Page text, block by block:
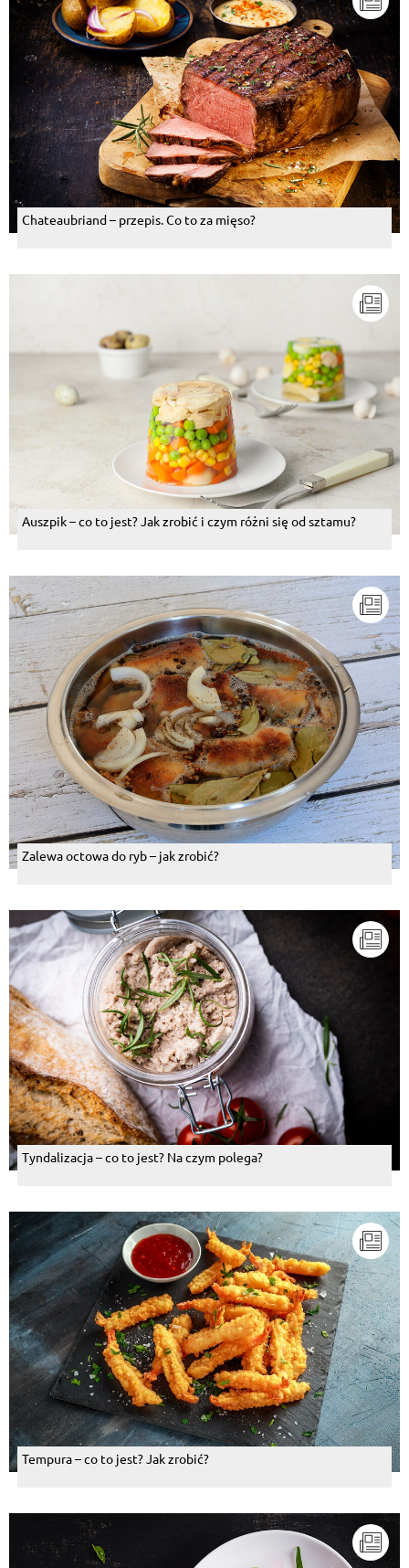
Chateaubriand – przepis. Co to za mięso?
Auszpik – co to jest? Jak zrobić i czym różni się od sztamu?
Zalewa octowa do ryb – jak zrobić?
Tyndalizacja – co to jest? Na czym polega?
Tempura – co to jest? Jak zrobić?